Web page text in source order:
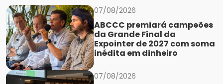
07/08/2026
ABCCC premiará campeões
da Grande Final da
Expointer de 2027 com soma
inédita em dinheiro
07/08/2026